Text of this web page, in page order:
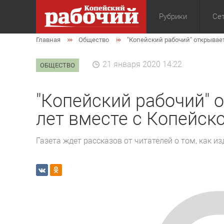
Рубрики
Общество
Главная Общество "Копейский рабочий"
ОБЩЕСТВО 21 января 2020 14:22
"Копейский рабочий"
лет вместе с
Газета ждет рассказов от читателей о том, как